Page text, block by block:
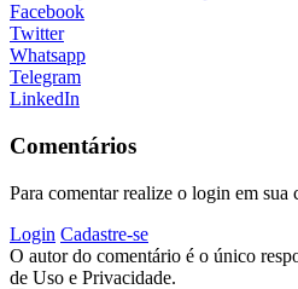
Facebook
Twitter
Whatsapp
Telegram
LinkedIn
Comentários
Para comentar realize o login em sua
Login Cadastre-se
O autor do comentário é o único
de Uso e Privacidade.